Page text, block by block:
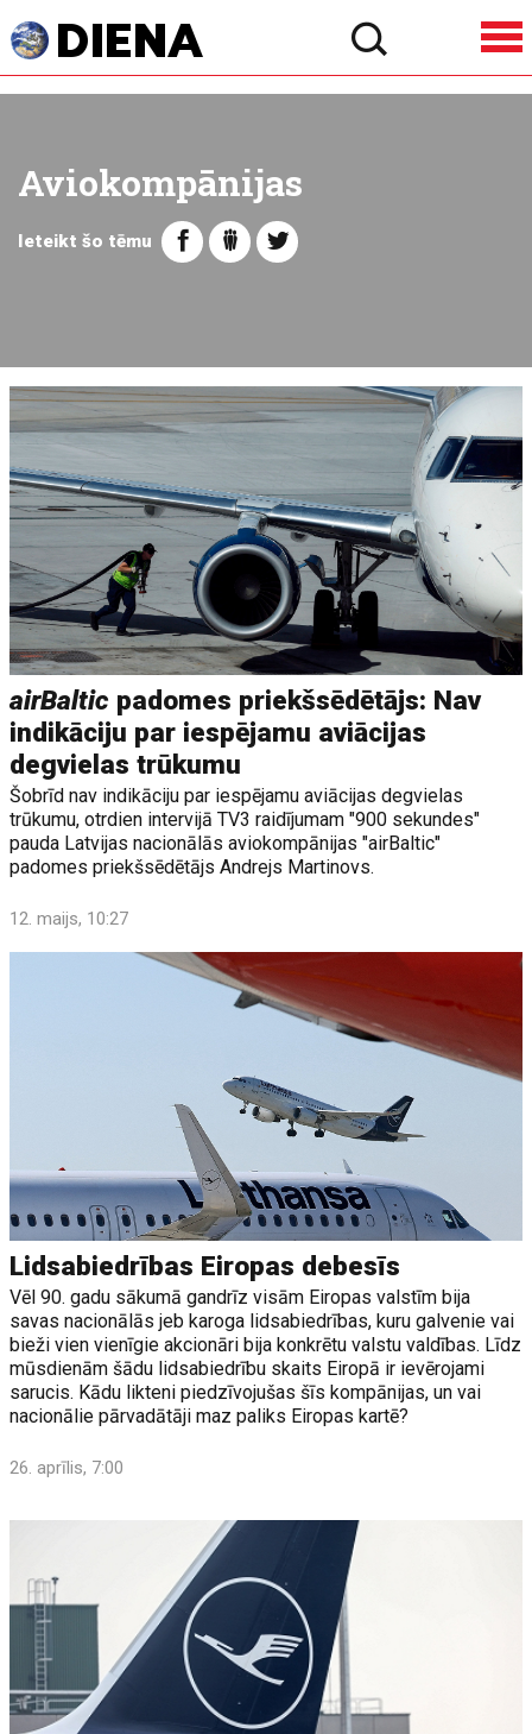
Aviokompānijas
Ieteikt šo tēmu
airBaltic padomes priekšsēdētājs: Nav
indikāciju par iespējamu aviācijas
degvielas trūkumu
Šobrīd nav indikāciju par iespējamu aviācijas degvielas
trūkumu, otrdien intervijā TV3 raidījumam "900 sekundes"
pauda Latvijas nacionālās aviokompānijas "airBaltic"
padomes priekšsēdētājs Andrejs Martinovs.
12. maijs, 10:27
Lidsabiedrības Eiropas debesīs
Vēl 90. gadu sākumā gandrīz visām Eiropas valstīm bija
savas nacionālās jeb karoga lidsabiedrības, kuru galvenie vai
bieži vien vienīgie akcionāri bija konkrētu valstu valdības. Līdz
mūsdienām šādu lidsabiedrību skaits Eiropā ir ievērojami
sarucis. Kādu likteni piedzīvojušas šīs kompānijas, un vai
nacionālie pārvadātāji maz paliks Eiropas kartē?
26. aprīlis, 7:00